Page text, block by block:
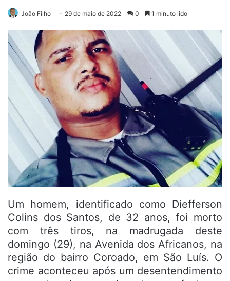
João Filho 29 de maio de 2022 0 1 minuto lido
Um homem, identificado como Diefferson
Colins dos Santos, de 32 anos, foi morto
com três tiros, na madrugada deste
domingo (29), na Avenida dos Africanos, na
região do bairro Coroado, em São Luís. O
crime aconteceu após um desentendimento